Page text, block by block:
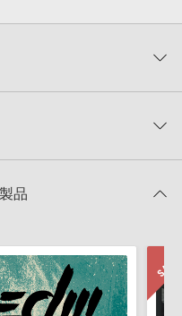
0%
PLAYERではお使いい
FAT32でフォーマットされた
マットされたHDDをご用意
。メールに記載されており
ド／導入を行って下さい。
日本語版操作マニュアルをご
点や詳細に関するお問い合
購入頂く必要がございます。
サポート情報
品